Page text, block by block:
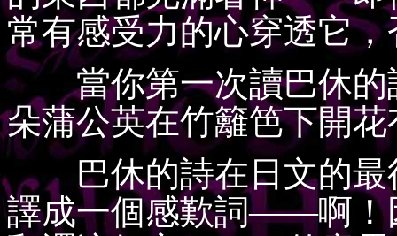
常有感受力的心穿透它
當你第一次讀巴休的
朵蒲公英在竹籬笆下開
巴休的詩在日文的最
譯成一個感歎詞——啊！